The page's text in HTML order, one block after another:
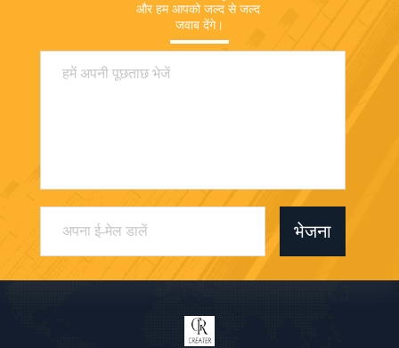
और हम आपको जल्द से जल्द
जवाब देंगे।
भेजना